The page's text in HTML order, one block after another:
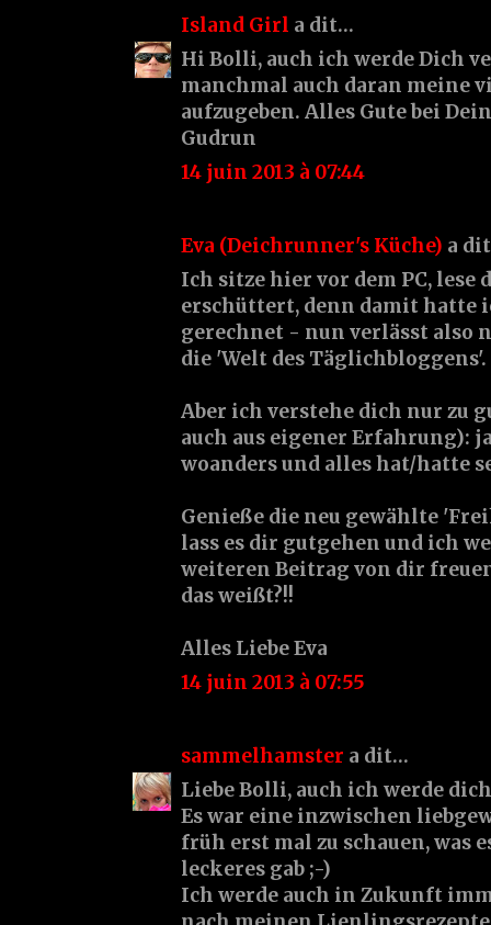
Island Girl a dit…
Hi Bolli, auch ich werde Dich
manchmal auch daran meine
aufzugeben. Alles Gute bei
Gudrun
14 juin 2013 à 07:44
Eva (Deichrunner's Küche) a
Ich sitze hier vor dem PC, lese
erschüttert, denn damit hatte
gerechnet - nun verlässt also
die 'Welt des
Aber ich verstehe dich nur zu
auch aus eigener Erfahrung):
woanders und alles hat/hatte
Genieße die neu gewählte
lass es dir gutgehen und ich
weiteren Beitrag von dir
das weißt?!!
Alles Liebe Eva
14 juin 2013 à 07:55
sammelhamster a dit…
Liebe Bolli, auch ich werde
Es war eine inzwischen
früh erst mal zu schauen, was
leckeres gab ;-)
Ich werde auch in Zukunft